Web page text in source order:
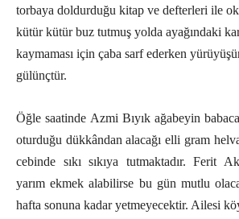
torbaya doldurduğu kitap ve defterleri ile
kütür kütür buz tutmuş yolda ayağındaki
kaymaması için çaba sarf ederken
gülünçtür.
Öğle saatinde Azmi Bıyık ağabeyin
oturduğu dükkândan alacağı elli gram
cebinde sıkı sıkıya tutmaktadır. Ferit
yarım ekmek alabilirse bu gün mutlu
hafta sonuna kadar yetmeyecektir. Ailesi